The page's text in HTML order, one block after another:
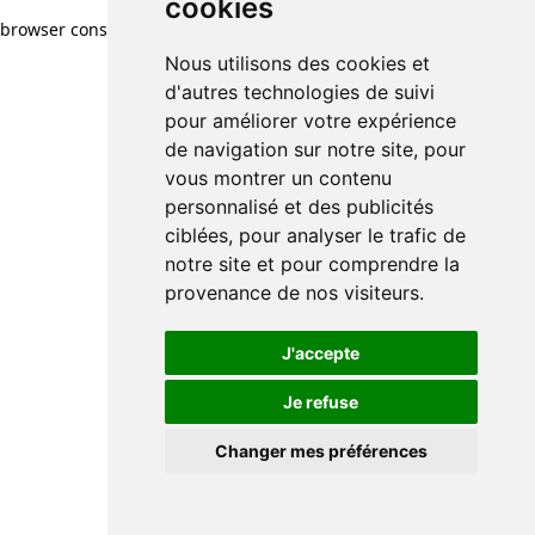
cookies
Nous utilisons des cookies et
d'autres technologies de suivi
pour améliorer votre expérience
de navigation sur notre site, pour
vous montrer un contenu
personnalisé et des publicités
ciblées, pour analyser le trafic de
notre site et pour comprendre la
provenance de nos visiteurs.
J'accepte
Je refuse
Changer mes préférences
browser console for more information)